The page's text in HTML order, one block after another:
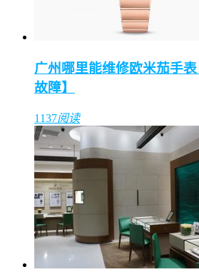
广州哪里能维修欧米茄手
故障】
1137阅读